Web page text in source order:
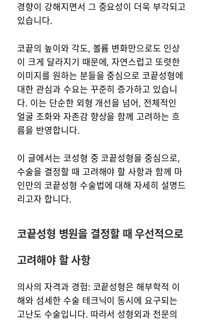
경향이 강해지면서 그 중요성이 더욱 부각되고
있습니다.
코끝의 높이와 각도, 볼륨 변화만으로도 인상
이 크게 달라지기 때문에, 자연스럽고 또렷한
이미지를 원하는 분들을 중심으로 코끝성형에
대한 관심과 수요는 꾸준히 증가하고 있습니
다. 이는 단순한 외형 개선을 넘어, 전체적인
얼굴 조화와 자존감 향상을 함께 고려하는 흐
름을 반영합니다.
이 글에서는 코성형 중 코끝성형을 중심으로,
수술을 결정할 때 고려해야 할 사항과 함께 마
인만의 코끝성형 수술법에 대해 자세히 설명드
리고자 합니다.
코끝성형 병원을 결정할 때 우선적으로
고려해야 할 사항
의사의 자격과 경험: 코끝성형은 해부학적 이
해와 섬세한 수술 테크닉이 동시에 요구되는
고난도 수술입니다. 따라서 성형외과 전문의